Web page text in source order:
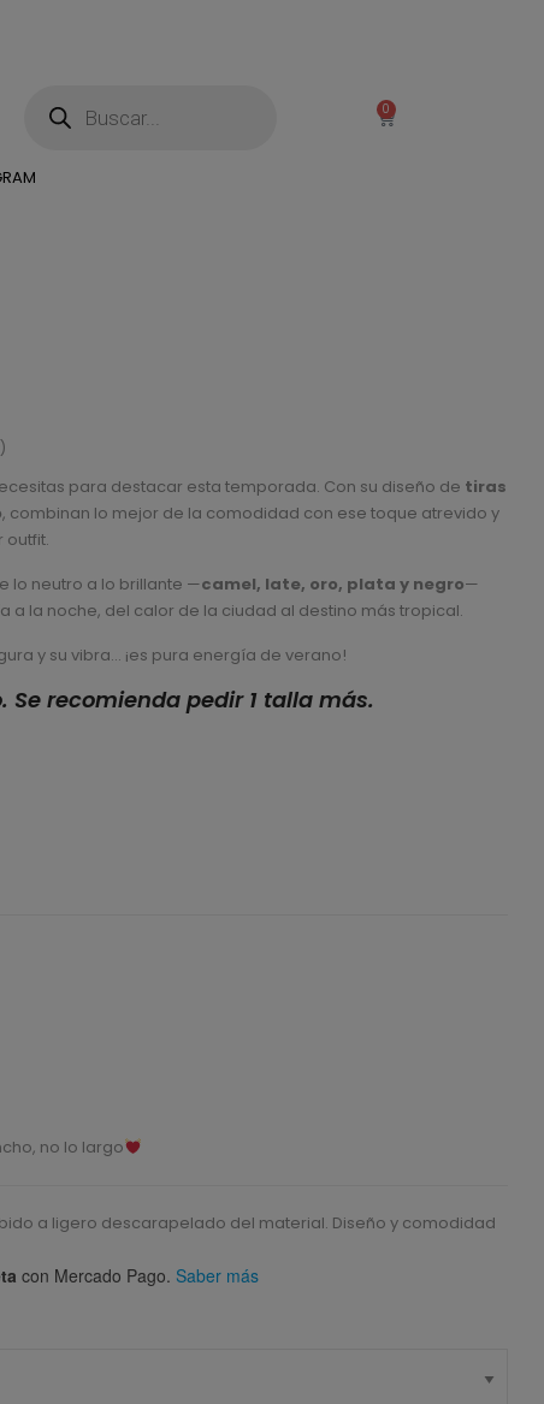
0
para destacar esta temporada. Con su diseño de tiras
, combinan lo mejor de la comodidad con ese toque atrevido y
outfit.
lo neutro a lo brillante —camel, late, oro, plata y negro—
a la noche, del calor de la ciudad al destino más tropical.
y su vibra… ¡es pura energía de verano!
Se recomienda pedir 1 talla más.
no lo largo
a ligero descarapelado del material. Diseño y comodidad
con Mercado Pago. Saber más